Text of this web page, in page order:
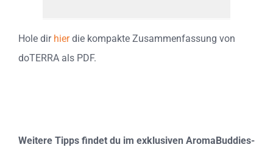
Hole dir hierdie kompakte Zusammenfassung von
doTERRA als PDF.
Weitere Tipps findet du im exklusiven AromaBuddies-